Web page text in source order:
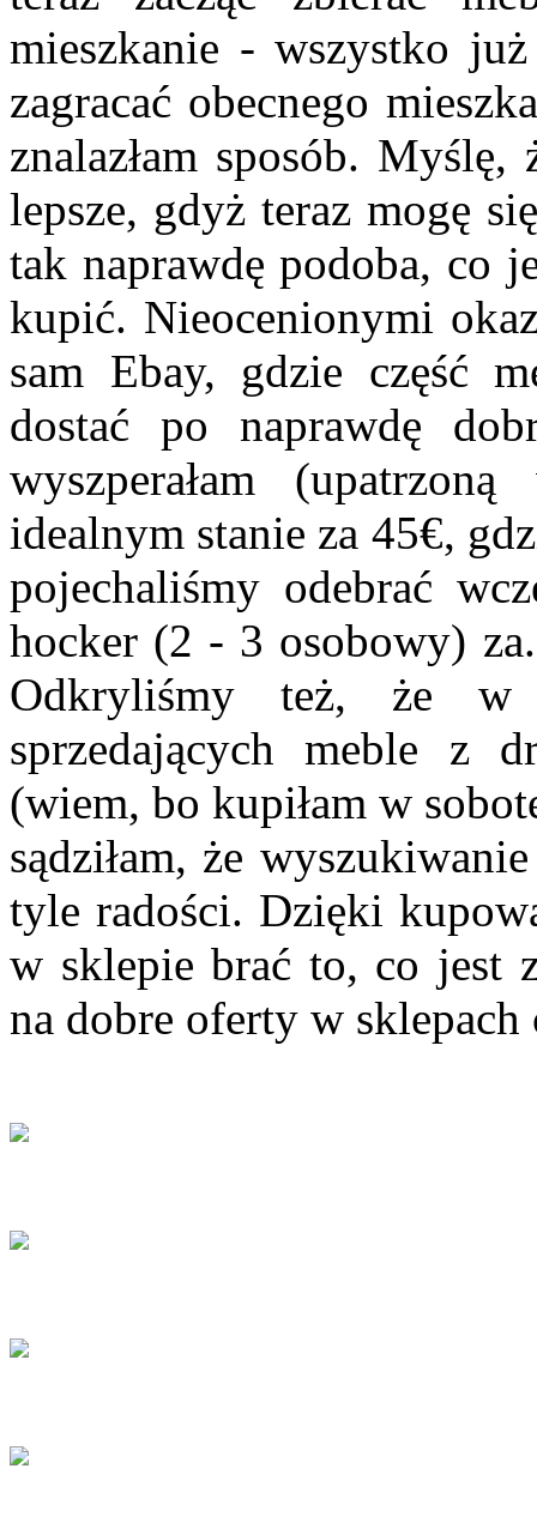
mieszkanie - wszystko
zagracać obecnego
znalazłam sposób.
lepsze, gdyż teraz mogę
tak naprawdę podoba, co
kupić. Nieocenionymi
sam Ebay, gdzie część
dostać po naprawdę
wyszperałam
idealnym stanie za 45€,
pojechaliśmy odebrać
hocker (2 - 3 osobowy)
Odkryliśmy też, że w
sprzedających meble z
(wiem, bo kupiłam w
sądziłam, że
tyle radości. Dzięki
w sklepie brać to, co jest
na dobre oferty w